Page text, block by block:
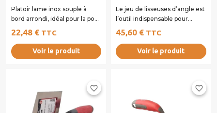
Platoir lame inox souple à
bord arrondi, idéal pour la pose
du stuc ou des bétons cirés.
Poignée...
22,48 € TTC
Voir le produit
Le jeu de lisseuses d’angle est
l’outil indispensable pour
travailler et lisser les angles...
45,60 € TTC
Voir le produit
favorite_border favorite_border